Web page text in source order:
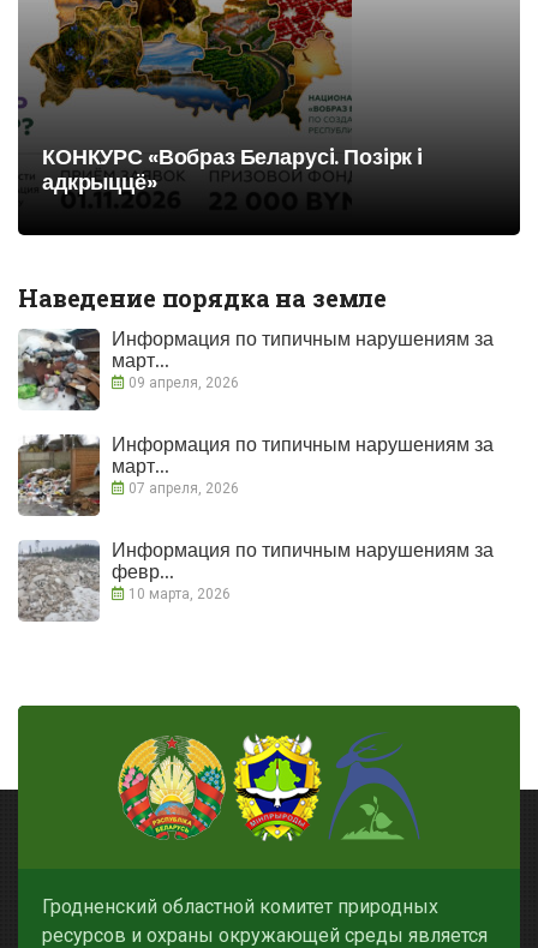
КОНКУРС «Вобраз Беларусi. Позiрк i
адкрыццё»
Наведение порядка на земле
Информация по типичным нарушениям за
март...
09 апреля, 2026
Информация по типичным нарушениям за
март...
07 апреля, 2026
Информация по типичным нарушениям за
февр...
10 марта, 2026
Гродненский областной комитет природных
ресурсов и охраны окружающей среды является